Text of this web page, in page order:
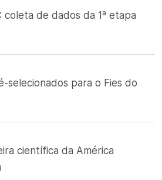
coleta de dados da 1ª etapa
selecionados para o Fies do
científica da América